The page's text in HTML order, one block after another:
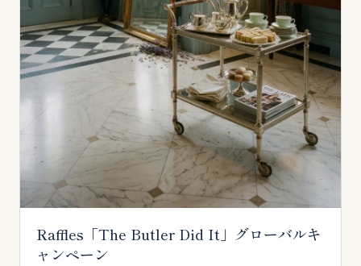
Raffles「The Butler Did It」グローバルキ
ャンペーン